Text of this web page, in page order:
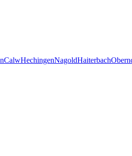
CalwHechingenNagoldHaiterbach